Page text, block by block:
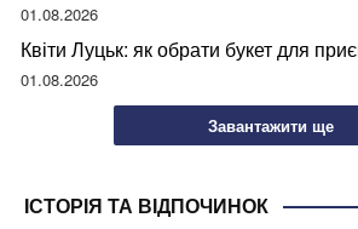
01.08.2026
Квіти Луцьк: як обрати букет для
01.08.2026
Завантажити ще
ІСТОРІЯ ТА ВІДПОЧИНОК